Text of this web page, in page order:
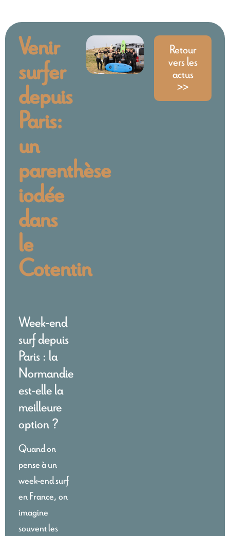
Venir
surfer
depuis
Paris:
un
parenthèse
iodée
dans
le
Cotentin
Week-end
surf depuis
Paris : la
Normandie
est-elle la
meilleure
option ?
Quand on
pense à un
week-end surf
en France, on
imagine
souvent les
Retour
vers les
actus
>>